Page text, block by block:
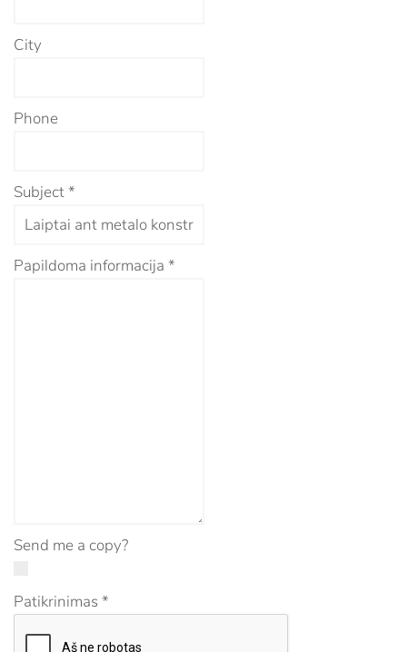
City
Phone
Subject*
Papildoma informacija *
Send me a copy?
Patikrinimas*